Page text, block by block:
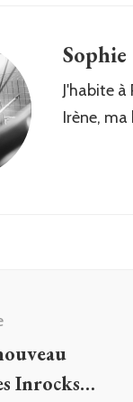
Sophie
J'habite à
Irène,
Inrocks…